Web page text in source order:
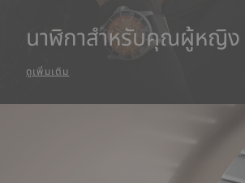
นาฬิกาสำหรับคุณผู้หญิง
ดูเพิ่มเติม